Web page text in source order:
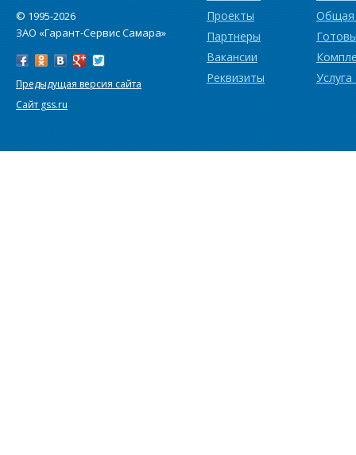
© 1995-2026
ЗАО «Гарант-Сервис Самара»
Предыдущая версия сайта
Сайт gss.ru
Проекты
Партнеры
Вакансии
Реквизиты
Общая